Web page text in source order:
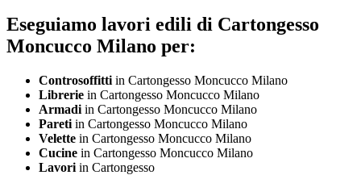
Eseguiamo lavori edili di Cartongesso
Moncucco Milano per:
Controsoffitti in Cartongesso Moncucco Milano
Librerie in Cartongesso Moncucco Milano
Armadi in Cartongesso Moncucco Milano
Pareti in Cartongesso Moncucco Milano
Velette in Cartongesso Moncucco Milano
Cucine in Cartongesso Moncucco Milano
Lavori in Cartongesso